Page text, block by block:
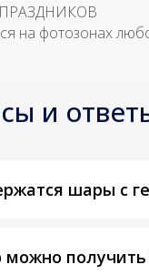
на фотозонах
и
шары с
можно получить